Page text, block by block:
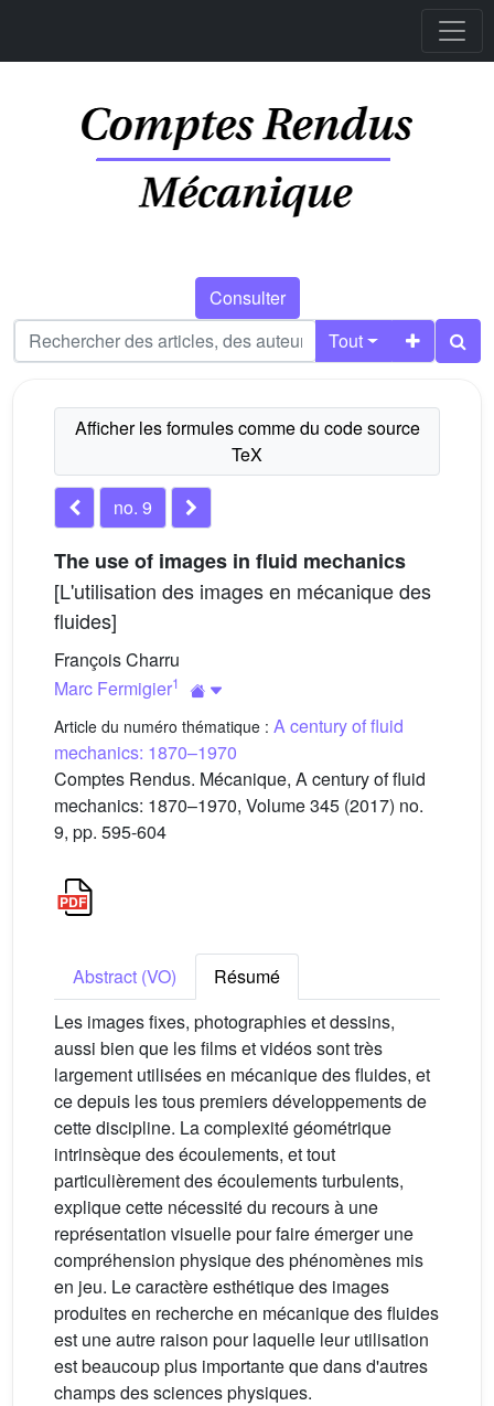
Consulter
Tout
no. 9
The use of images in fluid mechanics
[L'utilisation des images en mécanique des
fluides]
François Charru
Marc Fermigier1
Article du numéro thématique : A century of fluid
mechanics: 1870–1970
Comptes Rendus. Mécanique, A century of fluid
mechanics: 1870–1970, Volume 345 (2017) no.
9, pp. 595-604
Abstract (VO)
Résumé
Les images fixes, photographies et dessins,
aussi bien que les films et vidéos sont très
largement utilisées en mécanique des fluides, et
ce depuis les tous premiers développements de
cette discipline. La complexité géométrique
intrinsèque des écoulements, et tout
particulièrement des écoulements turbulents,
explique cette nécessité du recours à une
représentation visuelle pour faire émerger une
compréhension physique des phénomènes mis
en jeu. Le caractère esthétique des images
produites en recherche en mécanique des fluides
est une autre raison pour laquelle leur utilisation
est beaucoup plus importante que dans d'autres
champs des sciences physiques.